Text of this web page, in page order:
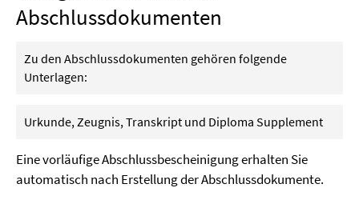
Abschlussdokumenten
Zu den Abschlussdokumenten gehören folgende
Unterlagen:
Urkunde, Zeugnis, Transkript und Diploma Supplement
Eine vorläufige Abschlussbescheinigung erhalten Sie
automatisch nach Erstellung der Abschlussdokumente.